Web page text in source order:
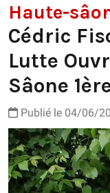
Haute-
Cédric
Lutte
Sâone
Publié le 04/06/